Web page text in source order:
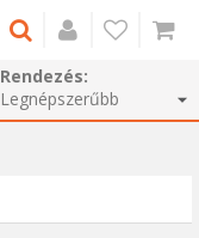
Rendezés: